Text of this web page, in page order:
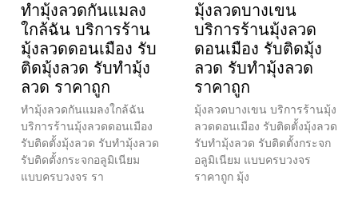
ทำมุ้งลวดกันแมลง
ใกล้ฉัน บริการร้าน
มุ้งลวดดอนเมือง รับ
ติดมุ้งลวด รับทำมุ้ง
ลวด ราคาถูก
ทำมุ้งลวดกันแมลงใกล้ฉัน
บริการร้านมุ้งลวดดอนเมือง
รับติดตั้งมุ้งลวด รับทำมุ้งลวด
รับติดตั้งกระจกอลูมิเนียม
แบบครบวงจร รา
มุ้งลวดบางเขน
บริการร้านมุ้งลวด
ดอนเมือง รับติดมุ้ง
ลวด รับทำมุ้งลวด
ราคาถูก
มุ้งลวดบางเขน บริการร้านมุ้ง
ลวดดอนเมือง รับติดตั้งมุ้งลวด
รับทำมุ้งลวด รับติดตั้งกระจก
อลูมิเนียม แบบครบวงจร
ราคาถูก มุ้ง